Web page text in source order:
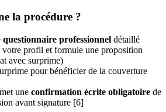
la procédure ?
questionnaire professionnel détaillé
votre profil et formule une proposition
avec surprime)
pour bénéficier de la couverture
une confirmation écrite obligatoire de
avant signature [6]